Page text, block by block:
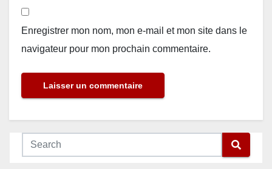
Enregistrer mon nom, mon e-mail et mon site dans le
navigateur pour mon prochain commentaire.